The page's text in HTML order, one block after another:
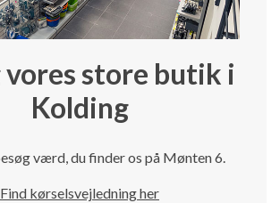
vores store butik i
Kolding
værd, du finder os på Mønten 6.
Find kørselsvejledning her